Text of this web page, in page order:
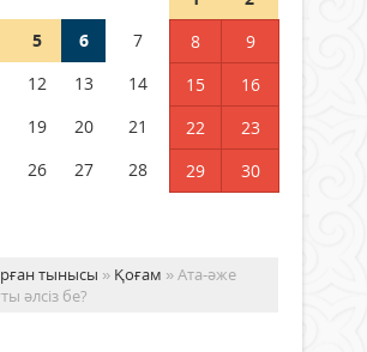
аптап ыстыққа
2026 ж.
5 6 7 8
9
12 13 14 15
16
19 20 21 22
23
26 27 28 29
30
тынысы » Қоғам » Ата-әже
әлсіз бе?